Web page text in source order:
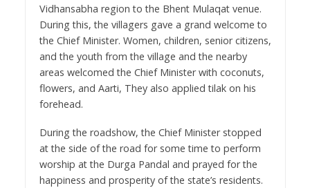
Vidhansabha region to the Bhent Mulaqat venue.
During this, the villagers gave a grand welcome to
the Chief Minister. Women, children, senior citizens,
and the youth from the village and the nearby
areas welcomed the Chief Minister with coconuts,
flowers, and Aarti, They also applied tilak on his
forehead.
During the roadshow, the Chief Minister stopped
at the side of the road for some time to perform
worship at the Durga Pandal and prayed for the
happiness and prosperity of the state’s residents.